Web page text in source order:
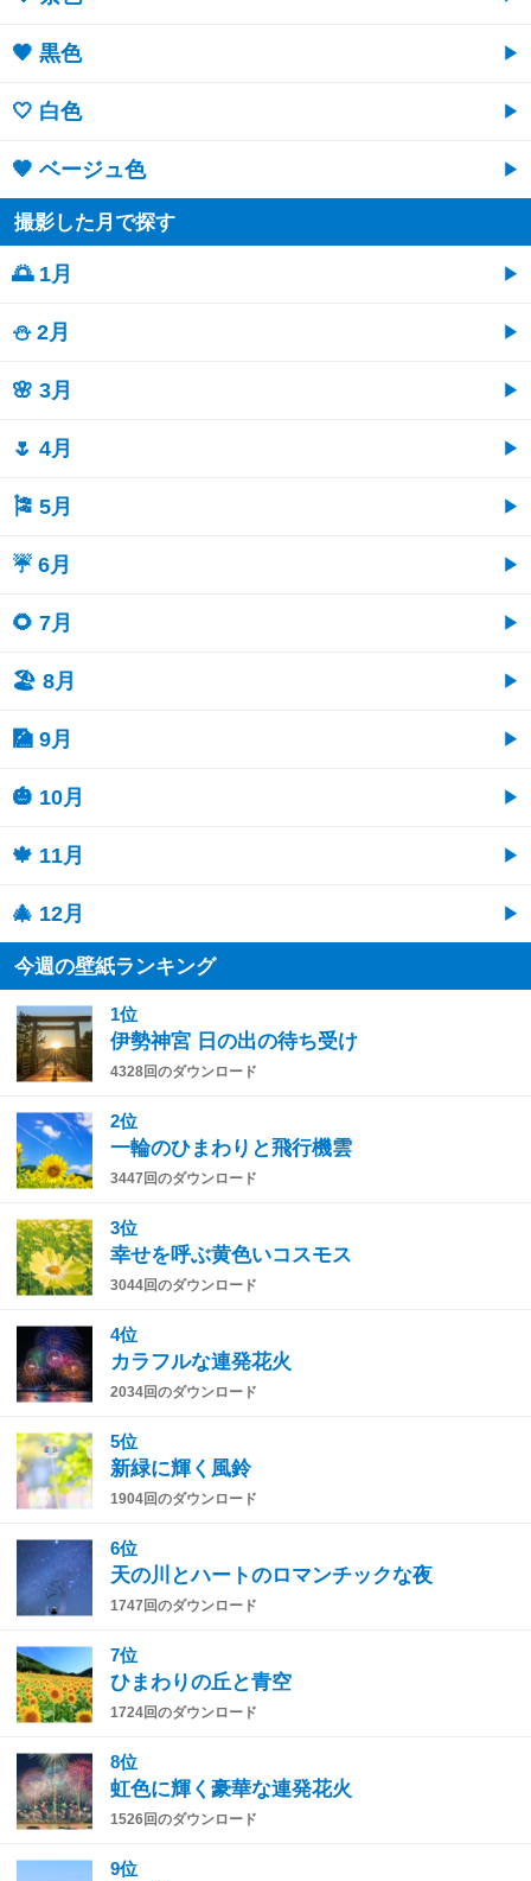
🖤 黒色
🤍 白色
🤎 ベージュ色
撮影した月で探す
🌅 1月
⛄ 2月
🌸 3月
🌷 4月
🎏 5月
☔ 6月
🌻 7月
🏖 8月
🎑 9月
🎃 10月
🍁 11月
🎄 12月
今週の壁紙ランキング
1位
伊勢神宮 日の出の待ち受け
4328回のダウンロード
2位
一輪のひまわりと飛行機雲
3447回のダウンロード
3位
幸せを呼ぶ黄色いコスモス
3044回のダウンロード
4位
カラフルな連発花火
2034回のダウンロード
5位
新緑に輝く風鈴
1904回のダウンロード
6位
天の川とハートのロマンチックな夜
1747回のダウンロード
7位
ひまわりの丘と青空
1724回のダウンロード
8位
虹色に輝く豪華な連発花火
1526回のダウンロード
9位